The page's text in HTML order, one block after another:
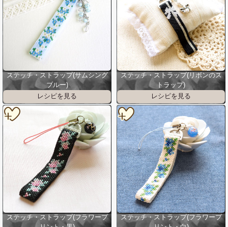
ステッチ・ストラップ(サムシング
ブルー)
ステッチ・ストラップ(リボンのス
トラップ)
ステッチ・ストラップ(フラワープ
ステッチ・ストラップ(フラワープ